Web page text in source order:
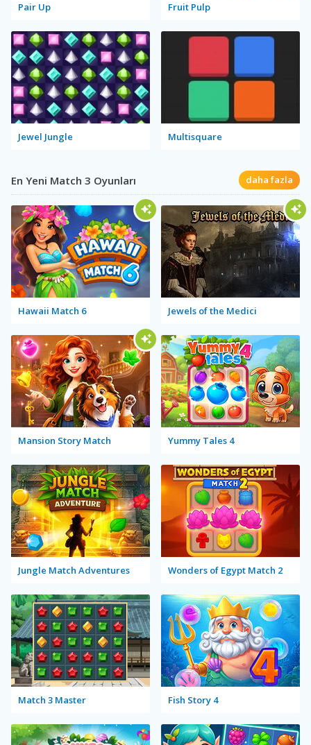
Pair Up Fruit Pulp
Jewel Jungle Multisquare
En Yeni Match 3 Oyunları daha fazla
Hawaii Match 6 Jewels of the Medici
Mansion Story Match Yummy Tales 4
Jungle Match Adventures Wonders of Egypt Match 2
Match 3 Master Fish Story 4